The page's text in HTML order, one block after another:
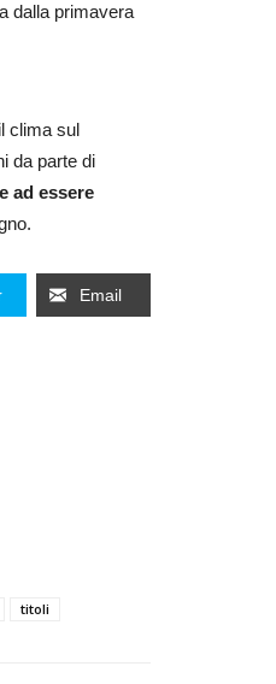
dalla primavera
clima sul
da parte di
ad essere
Email
titoli